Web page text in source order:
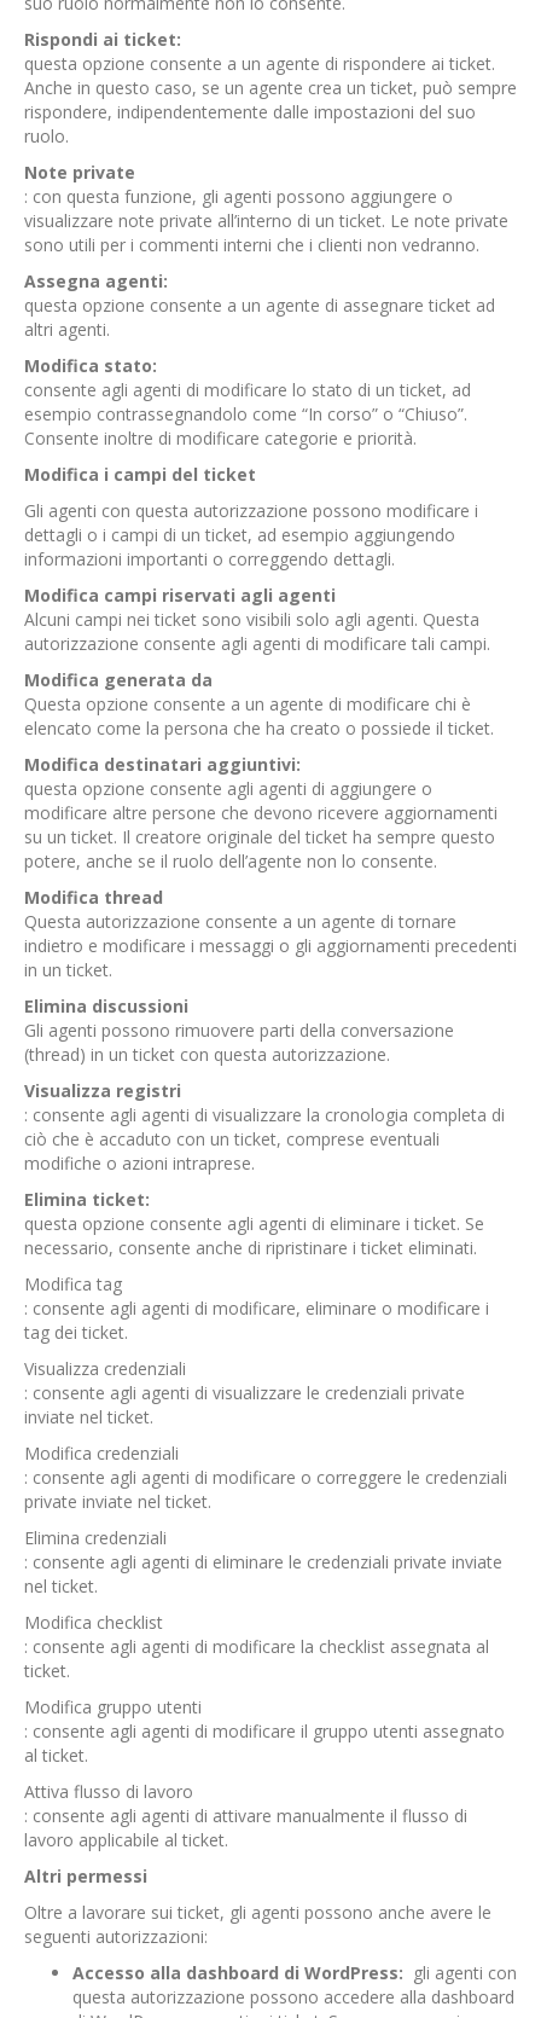
Rispondi ai ticket:
questa opzione consente a un agente di rispondere ai ticket.
Anche in questo caso, se un agente crea un ticket, può sempre
rispondere, indipendentemente dalle impostazioni del suo
ruolo.
Note private
: con questa funzione, gli agenti possono aggiungere o
visualizzare note private all’interno di un ticket. Le note private
sono utili per i commenti interni che i clienti non vedranno.
Assegna agenti:
questa opzione consente a un agente di assegnare ticket ad
altri agenti.
Modifica stato:
consente agli agenti di modificare lo stato di un ticket, ad
esempio contrassegnandolo come “In corso” o “Chiuso”.
Consente inoltre di modificare categorie e priorità.
Modifica i campi del ticket
Gli agenti con questa autorizzazione possono modificare i
dettagli o i campi di un ticket, ad esempio aggiungendo
informazioni importanti o correggendo dettagli.
Modifica campi riservati agli agenti
Alcuni campi nei ticket sono visibili solo agli agenti. Questa
autorizzazione consente agli agenti di modificare tali campi.
Modifica generata da
Questa opzione consente a un agente di modificare chi è
elencato come la persona che ha creato o possiede il ticket.
Modifica destinatari aggiuntivi:
questa opzione consente agli agenti di aggiungere o
modificare altre persone che devono ricevere aggiornamenti
su un ticket. Il creatore originale del ticket ha sempre questo
potere, anche se il ruolo dell’agente non lo consente.
Modifica thread
Questa autorizzazione consente a un agente di tornare
indietro e modificare i messaggi o gli aggiornamenti precedenti
in un ticket.
Elimina discussioni
Gli agenti possono rimuovere parti della conversazione
(thread) in un ticket con questa autorizzazione.
Visualizza registri
: consente agli agenti di visualizzare la cronologia completa di
ciò che è accaduto con un ticket, comprese eventuali
modifiche o azioni intraprese.
Elimina ticket:
questa opzione consente agli agenti di eliminare i ticket. Se
necessario, consente anche di ripristinare i ticket eliminati.
Modifica tag
: consente agli agenti di modificare, eliminare o modificare i
tag dei ticket.
Visualizza credenziali
: consente agli agenti di visualizzare le credenziali private
inviate nel ticket.
Modifica credenziali
: consente agli agenti di modificare o correggere le credenziali
private inviate nel ticket.
Elimina credenziali
: consente agli agenti di eliminare le credenziali private inviate
nel ticket.
Modifica checklist
: consente agli agenti di modificare la checklist assegnata al
ticket.
Modifica gruppo utenti
: consente agli agenti di modificare il gruppo utenti assegnato
al ticket.
Attiva flusso di lavoro
: consente agli agenti di attivare manualmente il flusso di
lavoro applicabile al ticket.
Altri permessi
Oltre a lavorare sui ticket, gli agenti possono anche avere le
seguenti autorizzazioni:
Accesso alla dashboard di WordPress: gli agenti con
questa autorizzazione possono accedere alla dashboard